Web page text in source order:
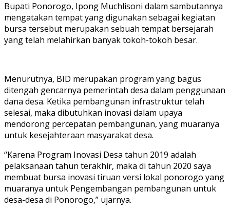
Bupati Ponorogo, Ipong Muchlisoni dalam sambutannya
mengatakan tempat yang digunakan sebagai kegiatan
bursa tersebut merupakan sebuah tempat bersejarah
yang telah melahirkan banyak tokoh-tokoh besar.
Menurutnya, BID merupakan program yang bagus
ditengah gencarnya pemerintah desa dalam penggunaan
dana desa. Ketika pembangunan infrastruktur telah
selesai, maka dibutuhkan inovasi dalam upaya
mendorong percepatan pembangunan, yang muaranya
untuk kesejahteraan masyarakat desa.
“Karena Program Inovasi Desa tahun 2019 adalah
pelaksanaan tahun terakhir, maka di tahun 2020 saya
membuat bursa inovasi tiruan versi lokal ponorogo yang
muaranya untuk Pengembangan pembangunan untuk
desa-desa di Ponorogo,” ujarnya.